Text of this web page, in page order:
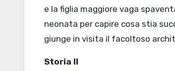
e la figlia maggiore vaga
neonata per capire cosa stia
giunge in visita il facoltoso
Storia II